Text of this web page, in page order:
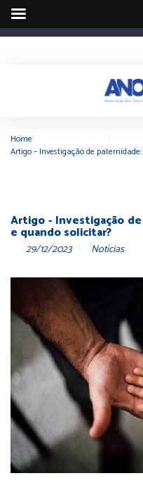
Home
Artigo – Investigação de
Artigo - Investigação
e quando solicitar?
29/12/2023 Notícias